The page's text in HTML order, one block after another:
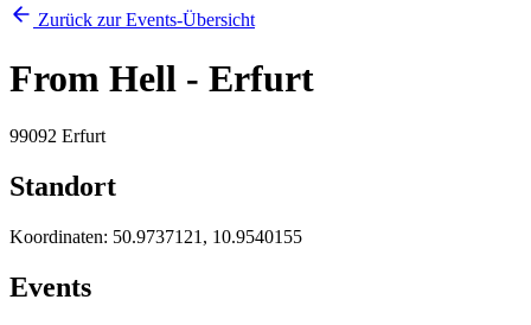
Zurück zur Events-Übersicht
From Hell - Erfurt
99092 Erfurt
Standort
Koordinaten: 50.9737121, 10.9540155
Events